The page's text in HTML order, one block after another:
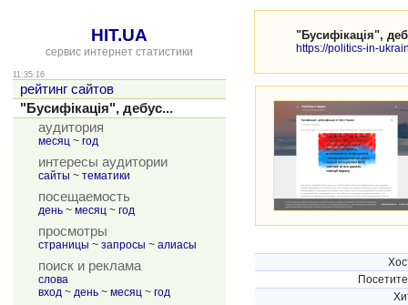
HIT.UA
сервис интернет статистики
11:35:16
рейтинг сайтов
"Бусифікація", дебус...
аудитория
месяц ~ год
интересы аудитории
сайты ~ тематики
посещаемость
день ~ месяц ~ год
просмотры
страницы ~ запросы ~ алиасы
поиск и реклама
слова
вход ~ день ~ месяц ~ год
"Бусифікація",
https://politics-in-